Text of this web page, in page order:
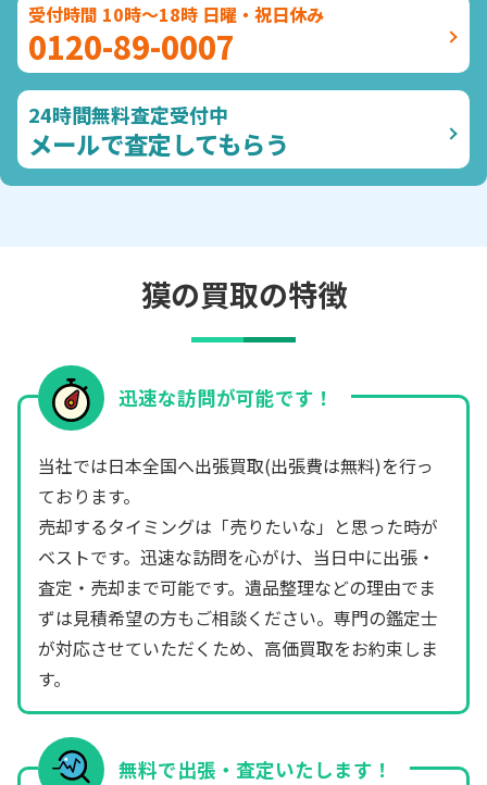
受付時間 10時～18時 日曜・祝日休み
0120-89-0007
24時間無料査定受付中
メールで査定してもらう
獏の買取の特徴
迅速な訪問が可能です！
当社では日本全国へ出張買取(出張費は無料)を行っ
ております。
売却するタイミングは「売りたいな」と思った時が
ベストです。迅速な訪問を心がけ、当日中に出張・
査定・売却まで可能です。遺品整理などの理由でま
ずは見積希望の方もご相談ください。専門の鑑定士
が対応させていただくため、高価買取をお約束しま
す。
無料で出張・査定いたします！